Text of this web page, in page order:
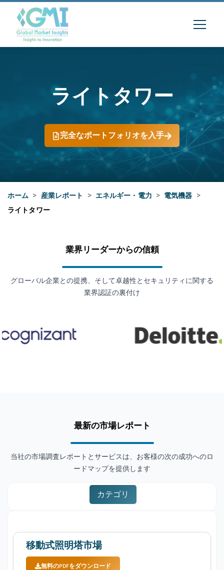
ライトタワー
完全なポートフォリオを入手
ホーム > 産業レポート > エネルギー・電力 > 電気機器 >
ライトタワー
業界リーダーからの信頼
グローバル企業との提携、そして卓越性とセキュリティに関する
業界認証の裏付け
最新の市場レポート
当社の市場調査レポートとサービスは、お客様の次の成功へのロ
ードマップを提供します
カテゴリ
移動式照明塔市場
無料のPDFをダウンロード